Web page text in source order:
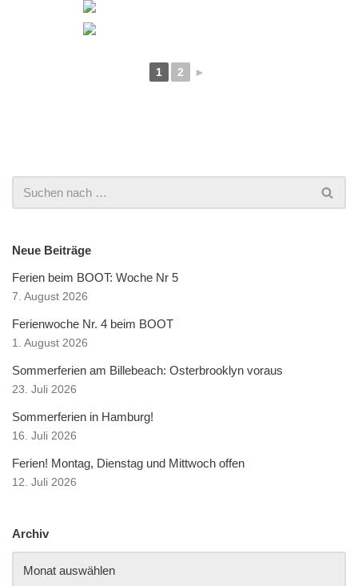
1 2 ►
Neue Beiträge
Ferien beim BOOT: Woche Nr 5
7. August 2026
Ferienwoche Nr. 4 beim BOOT
1. August 2026
Sommerferien am Billebeach: Osterbrooklyn voraus
23. Juli 2026
Sommerferien in Hamburg!
16. Juli 2026
Ferien! Montag, Dienstag und Mittwoch offen
12. Juli 2026
Archiv